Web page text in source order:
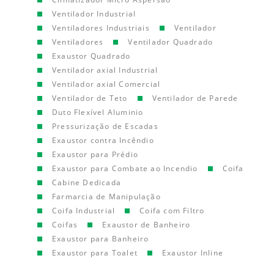
Ventilador Industrial
Ventiladores Industriais
Ventilador
Ventiladores
Ventilador Quadrado
Exaustor Quadrado
Ventilador axial Industrial
Ventilador axial Comercial
Ventilador de Teto
Ventilador de Parede
Duto Flexível Aluminio
Pressurização de Escadas
Exaustor contra Incêndio
Exaustor para Prédio
Exaustor para Combate ao Incendio
Coifa
Cabine Dedicada
Farmarcia de Manipulação
Coifa Industrial
Coifa com Filtro
Coifas
Exaustor de Banheiro
Exaustor para Banheiro
Exaustor para Toalet
Exaustor Inline